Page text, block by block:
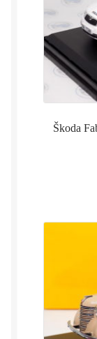
Škoda